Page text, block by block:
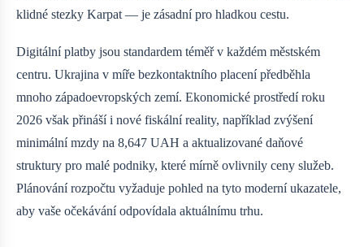
klidné stezky Karpat — je zásadní pro hladkou cestu.
Digitální platby jsou standardem téměř v každém městském
centru. Ukrajina v míře bezkontaktního placení předběhla
mnoho západoevropských zemí. Ekonomické prostředí roku
2026 však přináší i nové fiskální reality, například zvýšení
minimální mzdy na 8,647 UAH a aktualizované daňové
struktury pro malé podniky, které mírně ovlivnily ceny služeb.
Plánování rozpočtu vyžaduje pohled na tyto moderní ukazatele,
aby vaše očekávání odpovídala aktuálnímu trhu.